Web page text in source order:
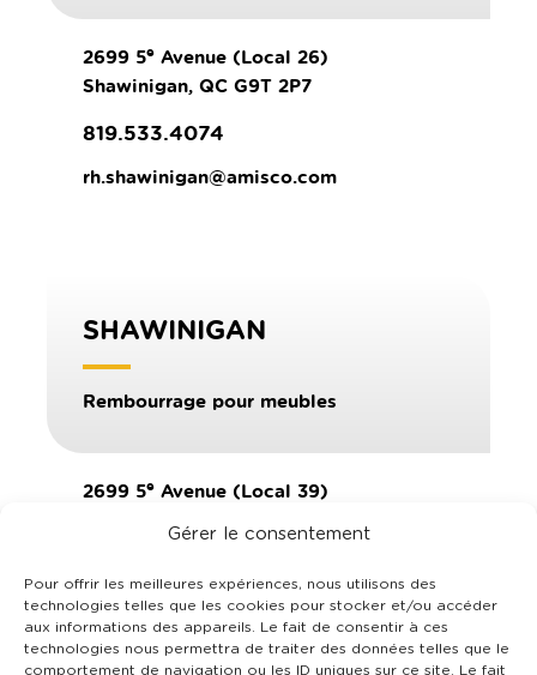
Gérer le consentement
Pour offrir les meilleures expériences, nous utilisons des
technologies telles que les cookies pour stocker et/ou accéder
aux informations des appareils. Le fait de consentir à ces
technologies nous permettra de traiter des données telles que le
comportement de navigation ou les ID uniques sur ce site. Le fait
2699 5e Avenue (Local 26)
Shawinigan, QC G9T 2P7
819.533.4074
rh.shawinigan@amisco.com
SHAWINIGAN
Rembourrage pour meubles
2699 5e Avenue (Local 39)
Shawinigan, QC G9T 2P7
rh.shawinigan@amisco.com